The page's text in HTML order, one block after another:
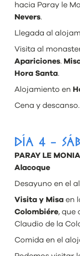
hacia Paray le
Nevers.
Llegada al
Visita al
Apariciones.
Hora Santa.
Alojamiento en
Cena y descanso.
DÍA 4 -
PARAY LE
Alacoque
Desayuno en el
Visita y Misa en
Colombiére, que
Claudio de la
Comida en el